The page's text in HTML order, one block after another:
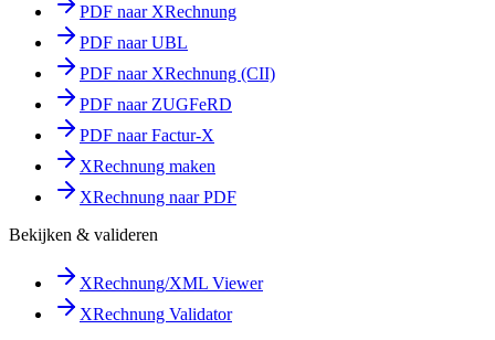
PDF naar XRechnung
PDF naar UBL
PDF naar XRechnung (CII)
PDF naar ZUGFeRD
PDF naar Factur-X
XRechnung maken
XRechnung naar PDF
Bekijken & valideren
XRechnung/XML Viewer
XRechnung Validator